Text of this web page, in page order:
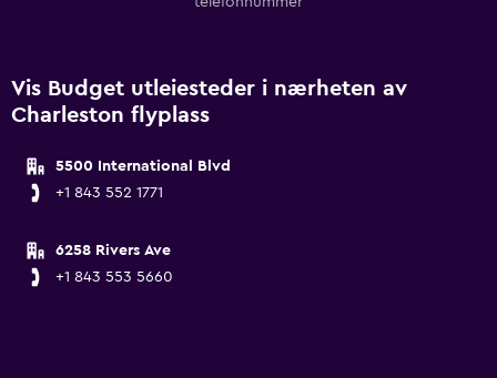
Vis Budget utleiesteder i nærheten av
Charleston flyplass
5500 International Blvd
+1 843 552 1771
6258 Rivers Ave
+1 843 553 5660